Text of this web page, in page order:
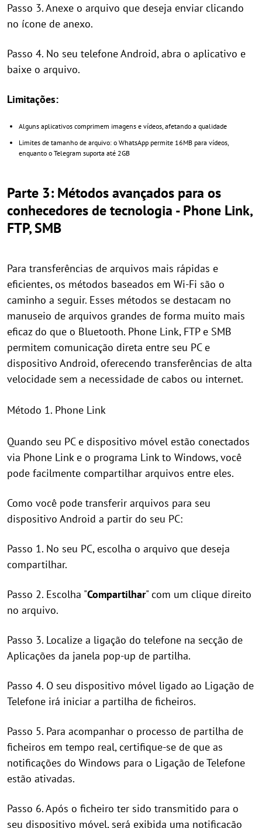
Passo 3. Anexe o arquivo que deseja enviar clicando
no ícone de anexo.
Passo 4. No seu telefone Android, abra o aplicativo e
baixe o arquivo.
Limitações:
Alguns aplicativos comprimem imagens e vídeos, afetando a qualidade
Limites de tamanho de arquivo: o WhatsApp permite 16MB para vídeos,
enquanto o Telegram suporta até 2GB
Parte 3: Métodos avançados para os
conhecedores de tecnologia - Phone Link,
FTP, SMB
Para transferências de arquivos mais rápidas e
eficientes, os métodos baseados em Wi-Fi são o
caminho a seguir. Esses métodos se destacam no
manuseio de arquivos grandes de forma muito mais
eficaz do que o Bluetooth. Phone Link, FTP e SMB
permitem comunicação direta entre seu PC e
dispositivo Android, oferecendo transferências de alta
velocidade sem a necessidade de cabos ou internet.
Método 1. Phone Link
Quando seu PC e dispositivo móvel estão conectados
via Phone Link e o programa Link to Windows, você
pode facilmente compartilhar arquivos entre eles.
Como você pode transferir arquivos para seu
dispositivo Android a partir do seu PC:
Passo 1. No seu PC, escolha o arquivo que deseja
compartilhar.
Passo 2. Escolha "Compartilhar" com um clique direito
no arquivo.
Passo 3. Localize a ligação do telefone na secção de
Aplicações da janela pop-up de partilha.
Passo 4. O seu dispositivo móvel ligado ao Ligação de
Telefone irá iniciar a partilha de ficheiros.
Passo 5. Para acompanhar o processo de partilha de
ficheiros em tempo real, certifique-se de que as
notificações do Windows para o Ligação de Telefone
estão ativadas.
Passo 6. Após o ficheiro ter sido transmitido para o
seu dispositivo móvel, será exibida uma notificação